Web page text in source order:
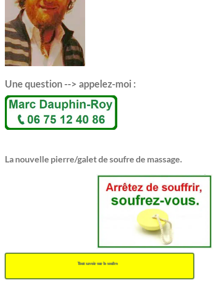
Une question --> appelez-moi :
La nouvelle pierre/galet de soufre de massage.
Tout savoir sur le soufre